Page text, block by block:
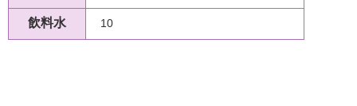
飲料水 10